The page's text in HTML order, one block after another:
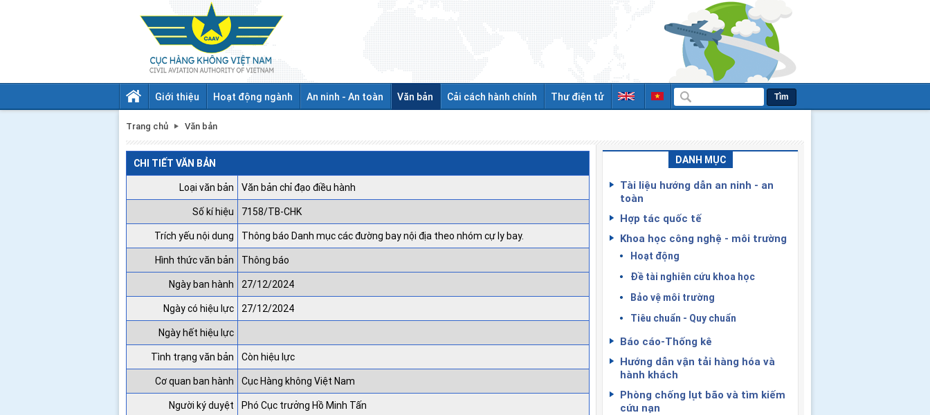
Giới thiệu Hoạt động ngành An ninh - An toàn Văn bản Cải cách hành chính Thư điện tử Tìm
Trang chủ Văn bản
CHI TIẾT VĂN BẢN
Loại văn bản
Văn bản chỉ đạo điều hành
Số kí hiệu
7158/TB-CHK
Trích yếu nội dung
Thông báo Danh mục các đường bay nội địa theo nhóm cự ly bay.
Hình thức văn bản
Thông báo
Ngày ban hành
27/12/2024
Ngày có hiệu lực
27/12/2024
Ngày hết hiệu lực
Tình trạng văn bản
Còn hiệu lực
Cơ quan ban hành
Cục Hàng không Việt Nam
Người ký duyệt
Phó Cục trưởng Hồ Minh Tấn
DANH MỤC
Tài liệu hướng dẫn an ninh - an
toàn
Hợp tác quốc tế
Khoa học công nghệ - môi trường
Hoạt động
Đề tài nghiên cứu khoa học
Bảo vệ môi trường
Tiêu chuẩn - Quy chuẩn
Báo cáo-Thống kê
Hướng dẫn vận tải hàng hóa và
hành khách
Phòng chống lụt bão và tìm kiếm
cứu nạn